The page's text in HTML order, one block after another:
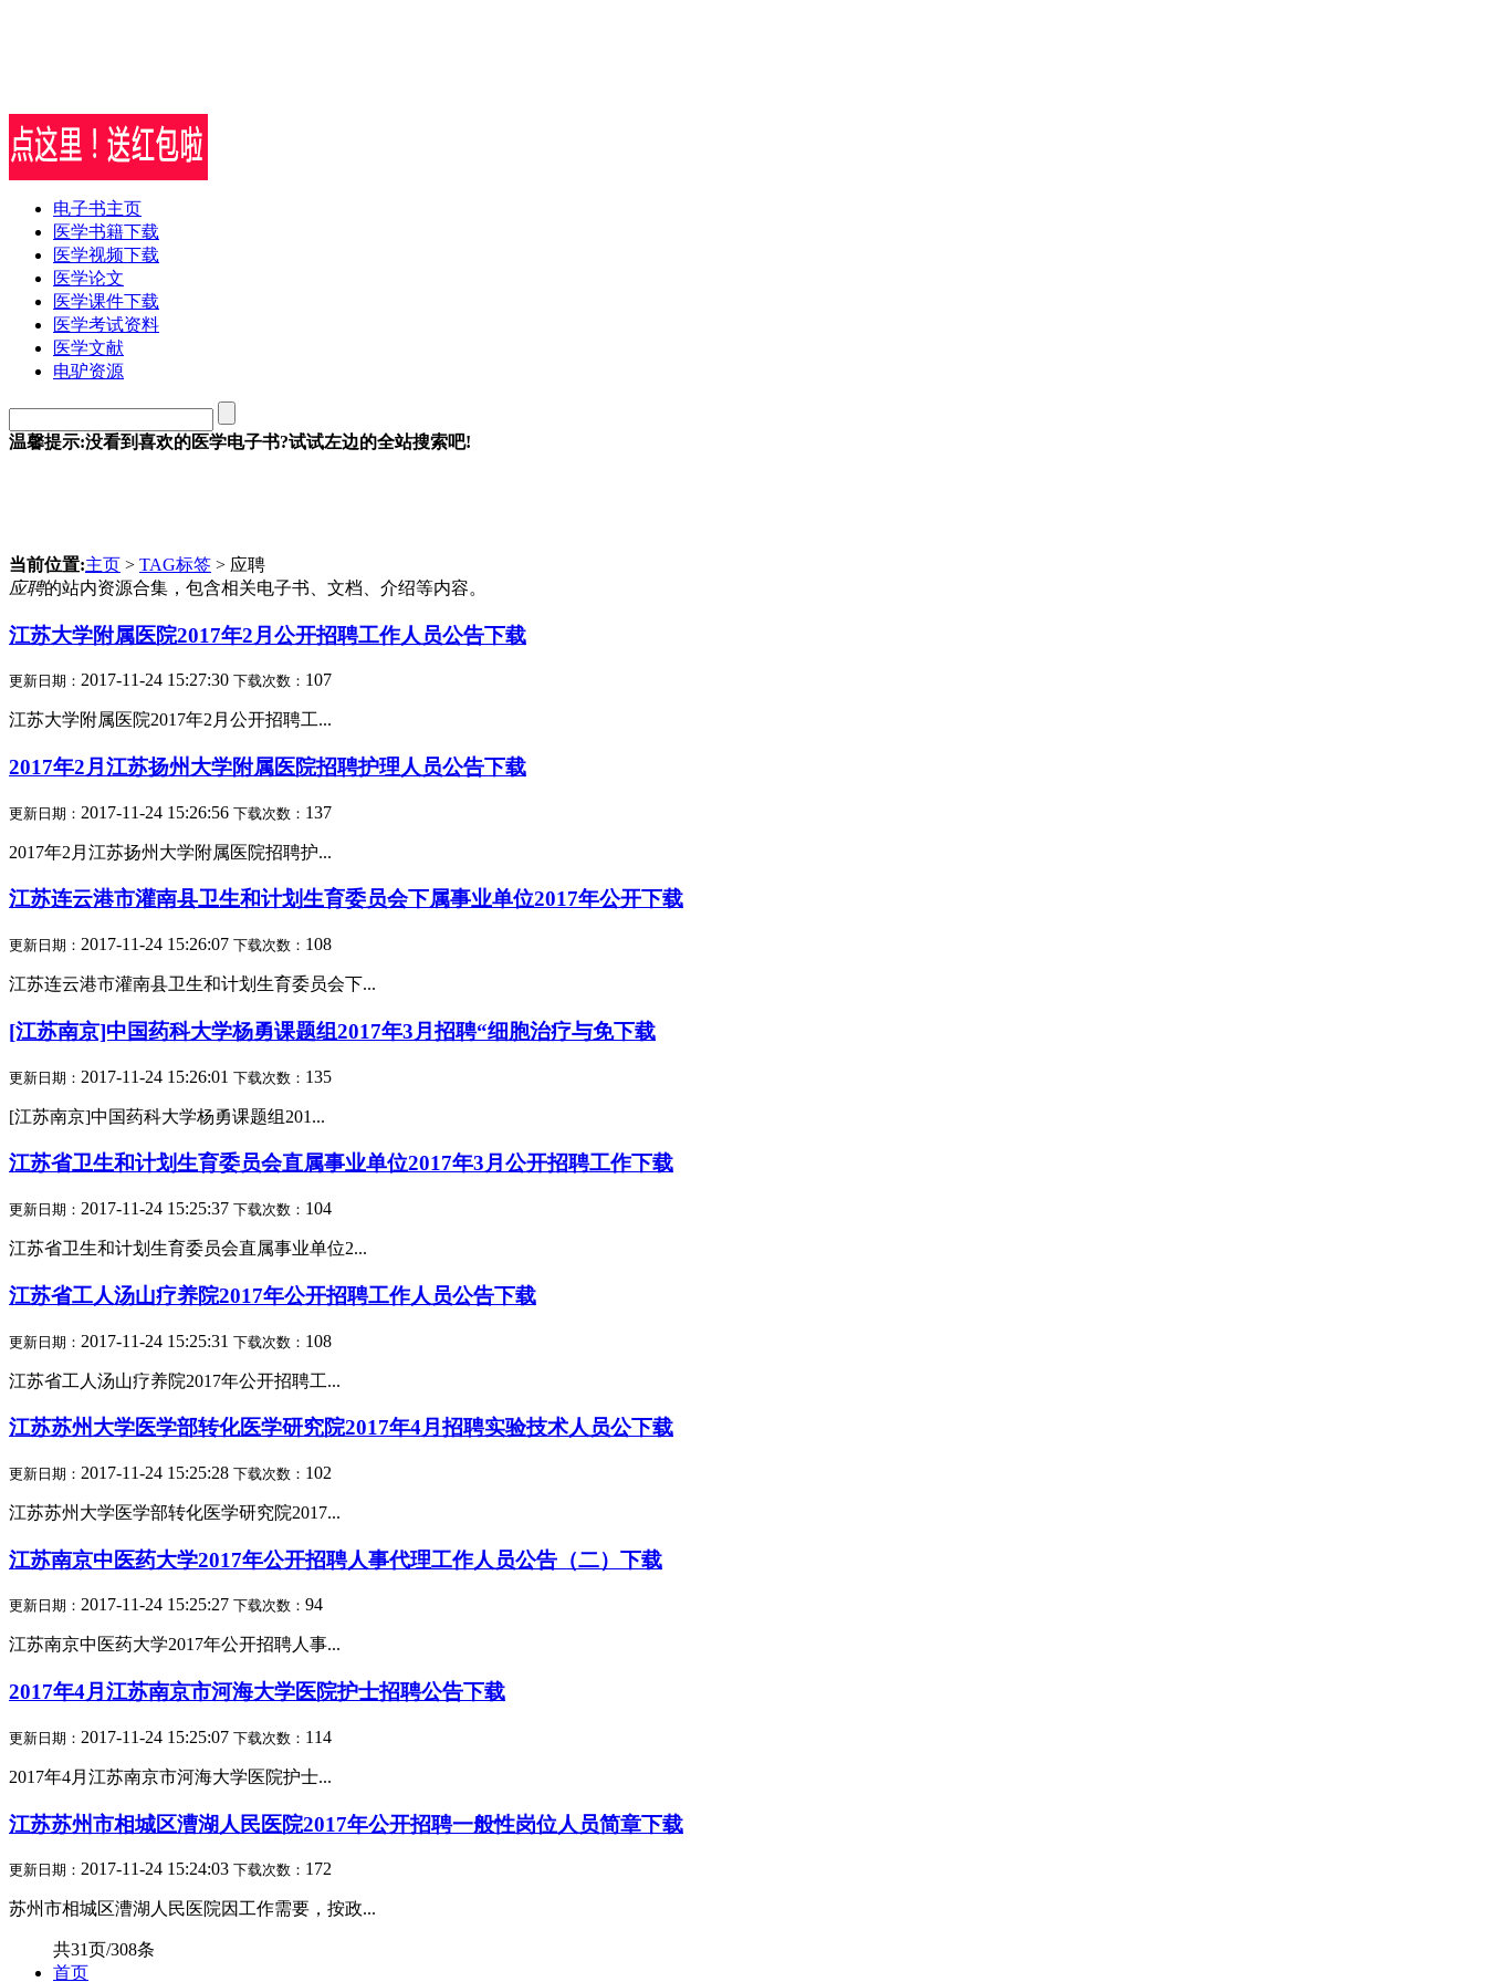
电子书主页
医学书籍下载
医学视频下载
医学论文
医学课件下载
医学考试资料
医学文献
电驴资源
温馨提示:没看到喜欢的医学电子书?试试左边的全站搜索吧!
当前位置:主页 > TAG标签 > 应聘
应聘的站内资源合集，包含相关电子书、文档、介绍等内容。
江苏大学附属医院2017年2月公开招聘工作人员公告下载
更新日期： 2017-11-24 15:27:30 下载次数： 107
江苏大学附属医院2017年2月公开招聘工...
2017年2月江苏扬州大学附属医院招聘护理人员公告下载
更新日期： 2017-11-24 15:26:56 下载次数： 137
2017年2月江苏扬州大学附属医院招聘护...
江苏连云港市灌南县卫生和计划生育委员会下属事业单位2017年公开下载
更新日期： 2017-11-24 15:26:07 下载次数： 108
江苏连云港市灌南县卫生和计划生育委员会下...
[江苏南京]中国药科大学杨勇课题组2017年3月招聘“细胞治疗与免下载
更新日期： 2017-11-24 15:26:01 下载次数： 135
[江苏南京]中国药科大学杨勇课题组201...
江苏省卫生和计划生育委员会直属事业单位2017年3月公开招聘工作下载
更新日期： 2017-11-24 15:25:37 下载次数： 104
江苏省卫生和计划生育委员会直属事业单位2...
江苏省工人汤山疗养院2017年公开招聘工作人员公告下载
更新日期： 2017-11-24 15:25:31 下载次数： 108
江苏省工人汤山疗养院2017年公开招聘工...
江苏苏州大学医学部转化医学研究院2017年4月招聘实验技术人员公下载
更新日期： 2017-11-24 15:25:28 下载次数： 102
江苏苏州大学医学部转化医学研究院2017...
江苏南京中医药大学2017年公开招聘人事代理工作人员公告（二）下载
更新日期： 2017-11-24 15:25:27 下载次数： 94
江苏南京中医药大学2017年公开招聘人事...
2017年4月江苏南京市河海大学医院护士招聘公告下载
更新日期： 2017-11-24 15:25:07 下载次数： 114
2017年4月江苏南京市河海大学医院护士...
江苏苏州市相城区漕湖人民医院2017年公开招聘一般性岗位人员简章下载
更新日期： 2017-11-24 15:24:03 下载次数： 172
苏州市相城区漕湖人民医院因工作需要，按政...
共31页/308条
首页